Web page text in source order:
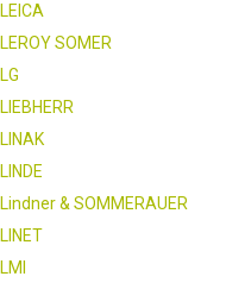
LEICA
LEROY SOMER
LG
LIEBHERR
LINAK
LINDE
Lindner & SOMMERAUER
LINET
LMI